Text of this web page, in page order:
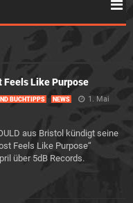
Feels Like Purpose
BUCHTIPPS NEWS
1. Mai
aus Bristol kündigt seine
Feels Like Purpose“
über 5dB Records.